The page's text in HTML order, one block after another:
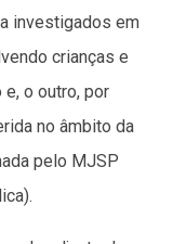
investigados em
crianças e
o outro, por
no âmbito da
pelo MJSP